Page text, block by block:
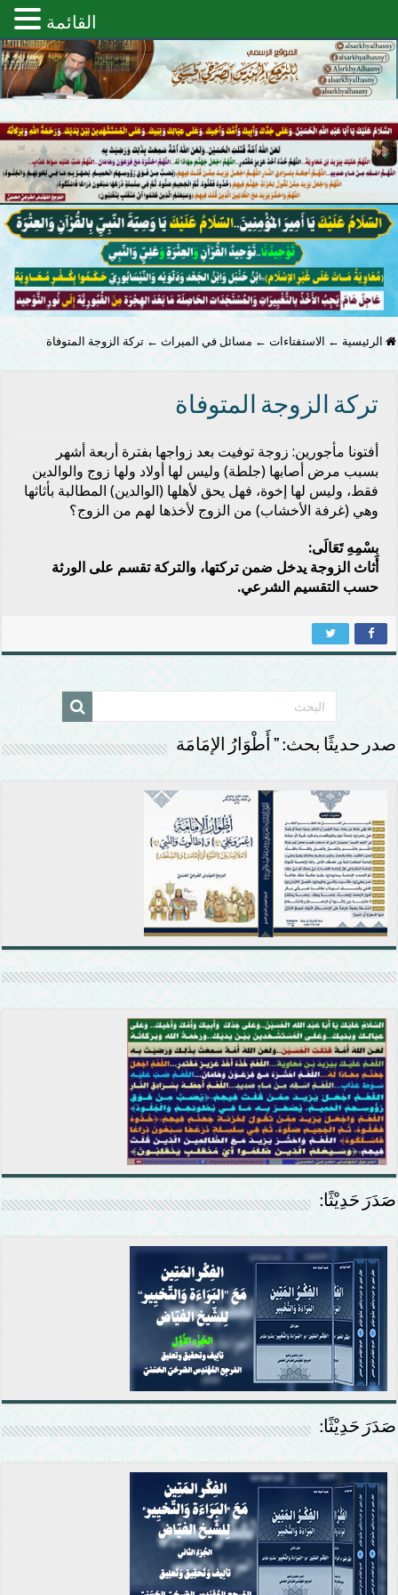
الرئيسية ← الاستفتاءات ← مسائل في الميراث ← تركة الزوجة المتوفاة
تركة الزوجة المتوفاة
أفتونا مأجورين: زوجة توفيت بعد زواجها بفترة أربعة أشهر
بسبب مرض أصابها (جلطة) وليس لها أولاد ولها زوج والوالدين
فقط، وليس لها إخوة، فهل يحق لأهلها (الوالدين) المطالبة بأثاثها
وهي (غرفة الأخشاب) من الزوج لأخذها لهم من الزوج؟
بِسْمِهِ تَعَالَى:
أثاث الزوجة يدخل ضمن تركتها، والتركة تقسم على الورثة
حسب التقسيم الشرعي.
صدر حديثًا بحث: ” أَطْوَارُ الإمَامَة
صَدَرَ حَدِيْثًا:
صَدَرَ حَدِيْثًا:
القائمة